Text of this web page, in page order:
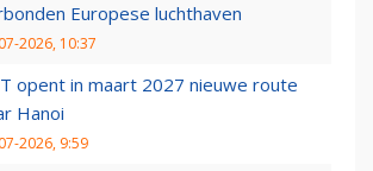
Europese luchthaven
2026, 10:37
opent in maart 2027 nieuwe route
Hanoi
2026, 9:59